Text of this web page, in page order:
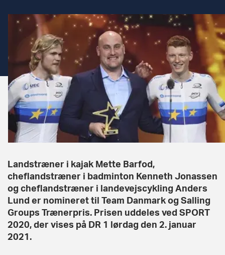
Landstræner i kajak Mette Barfod,
cheflandstræner i badminton Kenneth Jonassen
og cheflandstræner i landevejscykling Anders
Lund er nomineret til Team Danmark og Salling
Groups Trænerpris. Prisen uddeles ved SPORT
2020, der vises på DR 1 lørdag den 2. januar
2021.